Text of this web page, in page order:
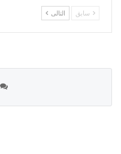
سابق التالى